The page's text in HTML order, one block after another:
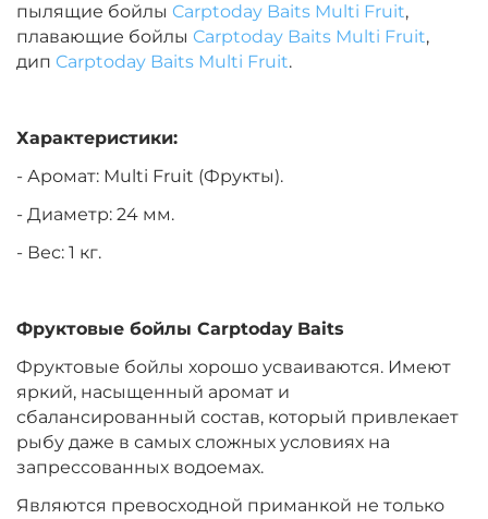
‍899‍ ₽ ‍1 058‍ +
−
‍899‍ ₽‍1 058‍ ₽
Диаметр:
Вкус:
пылящие бойлы Carptoday Baits Multi Fruit,
плавающие бойлы Carptoday Baits Multi Fruit,
дип Carptoday Baits Multi Fruit.
Характеристики:
- Аромат: Multi Fruit (Фрукты).
- Диаметр: 24 мм.
- Вес: 1 кг.
Фруктовые бойлы Carptoday Baits
Фруктовые бойлы хорошо усваиваются. Имеют
яркий, насыщенный аромат и
сбалансированный состав, который привлекает
рыбу даже в самых сложных условиях на
запрессованных водоемах.
Являются превосходной приманкой не только